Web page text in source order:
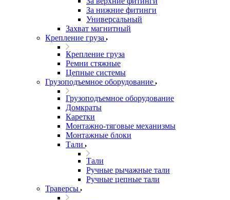
За нижние фитинги
Универсальный
Захват магнитный
Крепление груза
Крепление груза
Ремни стяжные
Цепные системы
Грузоподъемное оборудование
Грузоподъемное оборудование
Домкраты
Каретки
Монтажно-тяговые механизмы
Монтажные блоки
Тали
Тали
Ручные рычажные тали
Ручные цепные тали
Траверсы